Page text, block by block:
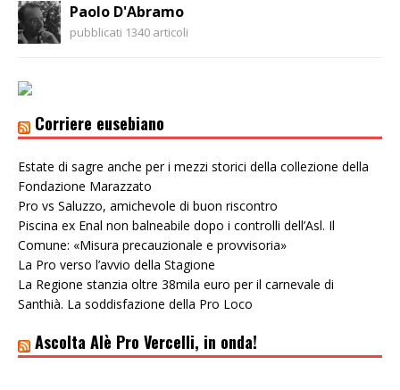
Paolo D'Abramo
pubblicati 1340 articoli
Corriere eusebiano
Estate di sagre anche per i mezzi storici della collezione della
Fondazione Marazzato
Pro vs Saluzzo, amichevole di buon riscontro
Piscina ex Enal non balneabile dopo i controlli dell’Asl. Il
Comune: «Misura precauzionale e provvisoria»
La Pro verso l’avvio della Stagione
La Regione stanzia oltre 38mila euro per il carnevale di
Santhià. La soddisfazione della Pro Loco
Ascolta Alè Pro Vercelli, in onda!